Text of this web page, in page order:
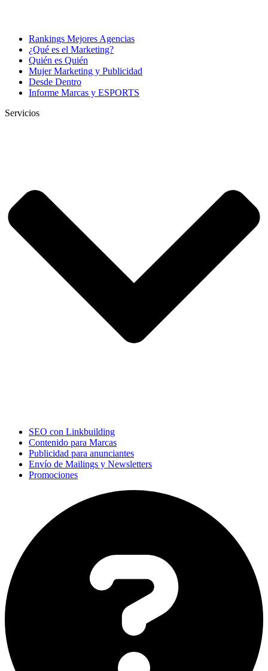
Rankings Mejores Agencias
¿Qué es el Marketing?
Quién es Quién
Mujer Marketing y Publicidad
Desde Dentro
Informe Marcas y ESPORTS
Servicios
SEO con Linkbuilding
Contenido para Marcas
Publicidad para anunciantes
Envío de Mailings y Newsletters
Promociones